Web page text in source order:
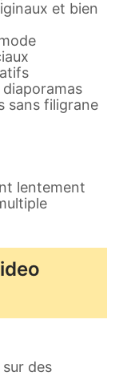
et bien
sans filigrane
lentement
des